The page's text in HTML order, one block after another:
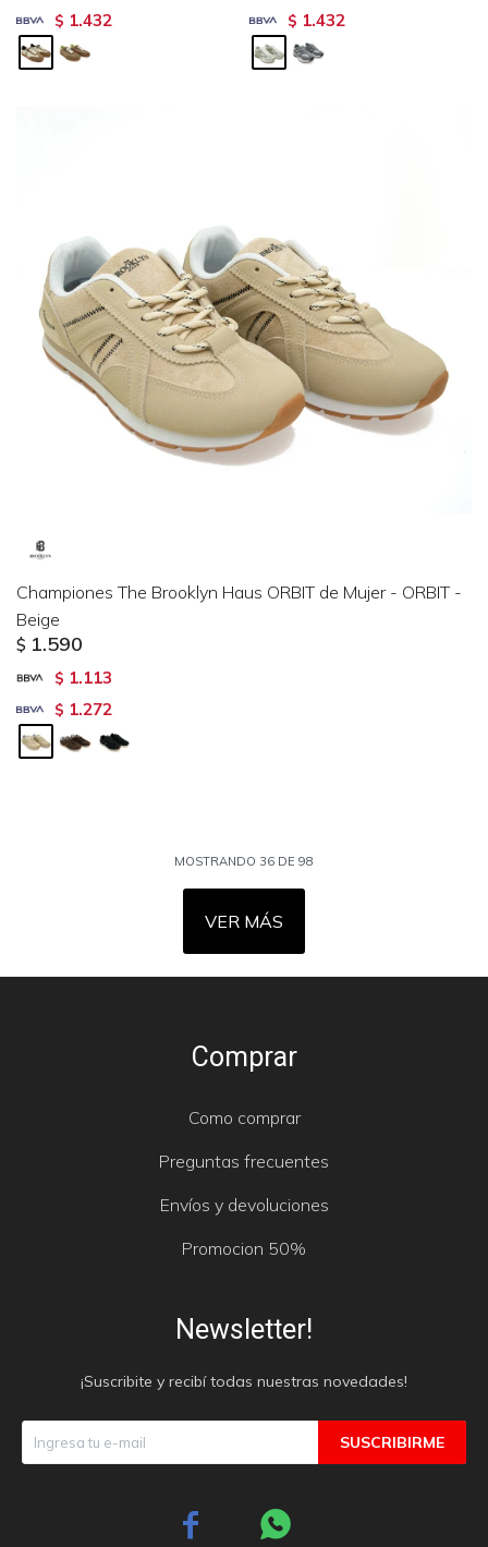
$ 1.432 $ 1.432
Championes The Brooklyn Haus ORBIT de Mujer - ORBIT -
Beige
$ 1.590
$ 1.113
$ 1.272
MOSTRANDO 36 DE 98
VER MÁS
Comprar
Como comprar
Preguntas frecuentes
Envíos y devoluciones
Promocion 50%
Newsletter!
¡Suscribite y recibí todas nuestras novedades!
SUSCRIBIRME
 